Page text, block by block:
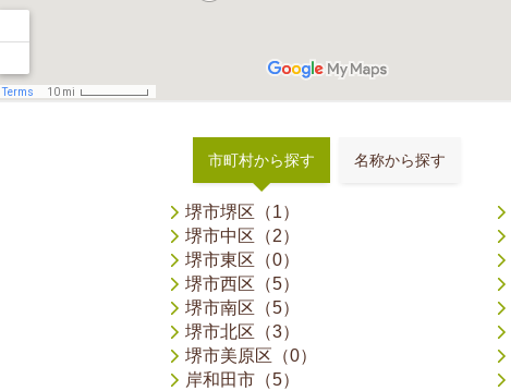
市町村から探す 名称から探す
堺市堺区（1）
堺市中区（2）
堺市東区（0）
堺市西区（5）
堺市南区（5）
堺市北区（3）
堺市美原区（0）
岸和田市（5）